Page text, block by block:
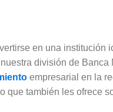
en una institución
división de Banca
empresarial en la
que también les ofrece